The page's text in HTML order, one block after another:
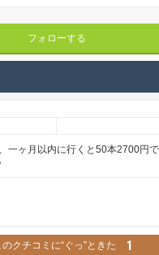
フォローする
ヶ月以内に行くと50本2700円
のクチコミに“ぐっ”ときた 1